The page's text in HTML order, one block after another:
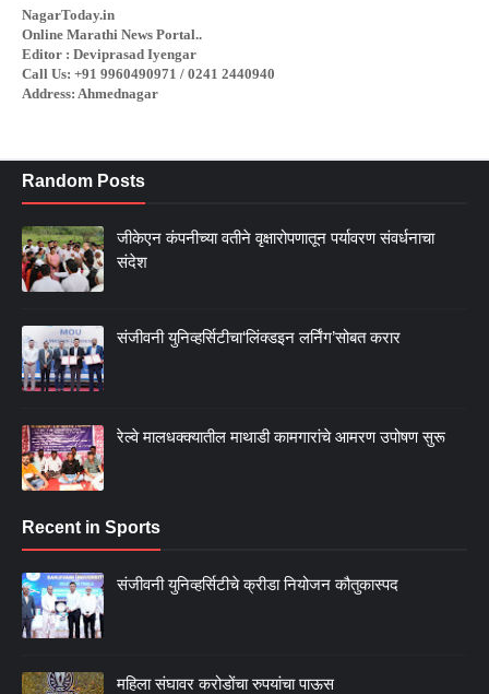
NagarToday.in
Online Marathi News Portal..
Editor : Deviprasad Iyengar
Call Us: +91 9960490971 / 0241 2440940
Address: Ahmednagar
Random Posts
जीकेएन कंपनीच्या वतीने वृक्षारोपणातून पर्यावरण संवर्धनाचा
संदेश
संजीवनी युनिव्हर्सिटीचा‘लिंक्डइन लर्निंग’सोबत करार
रेल्वे मालधक्क्यातील माथाडी कामगारांचे आमरण उपोषण सुरू
Recent in Sports
संजीवनी युनिव्हर्सिटीचे क्रीडा नियोजन कौतुकास्पद
महिला संघावर करोडोंचा रुपयांचा पाऊस